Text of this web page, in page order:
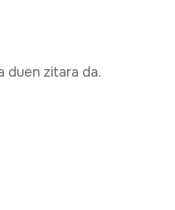
duen zitara da.